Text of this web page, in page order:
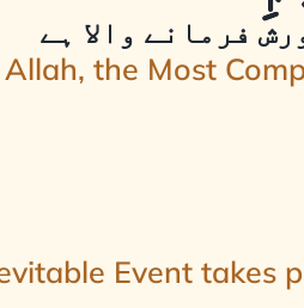
فرمانے والا ہے
the Most
Event takes